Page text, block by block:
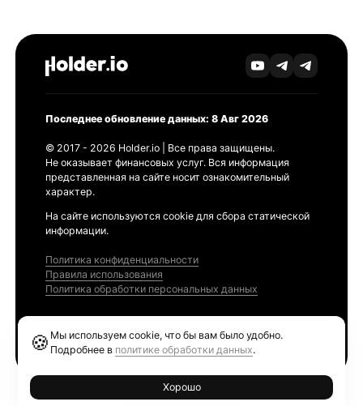
Последнее обновление данных: 8 Авг 2026
© 2017 - 2026 Holder.io | Все права защищены.
Не оказывает финансовых услуг. Вся информация
представленная на сайте носит ознакомительный
характер.
На сайте используются cookie для сбора статической
информации.
Политика конфиденциальности
Правила использования
Политика обработки персональных данных
🍪 Мы используем cookie, что бы вам было удобно.
Подробнее в политике обработки данных.
Хорошо
Ethereum GAS Tracker